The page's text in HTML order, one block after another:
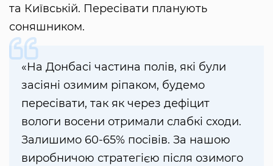
та Київській. Пересівати планують
соняшником.
«На Донбасі частина полів, які були
засіяні озимим ріпаком, будемо
пересівати, так як через дефіцит
вологи восени отримали слабкі сходи.
Залишимо 60-65% посівів. За нашою
виробничою стратегією після озимого